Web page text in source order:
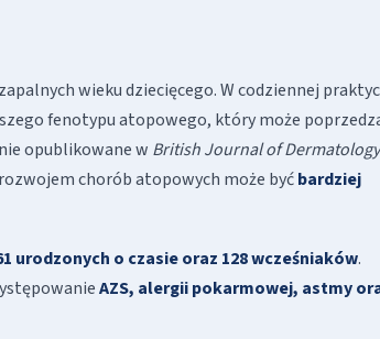
wieku dziecięcego. W codziennej
fenotypu atopowego, który może
opublikowane w British Journal of Dermatology
chorób atopowych może byćbardziej
urodzonych o czasie oraz 128 wcześniaków.
AZS, alergii pokarmowej, astmy